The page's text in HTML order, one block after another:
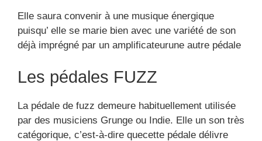
Elle saura convenir à une musique énergique
puisqu’ elle se marie bien avec une variété de son
déjà imprégné par un amplificateurune autre pédale
Les pédales FUZZ
La pédale de fuzz demeure habituellement utilisée
par des musiciens Grunge ou Indie. Elle un son très
catégorique, c’est-à-dire quecette pédale délivre